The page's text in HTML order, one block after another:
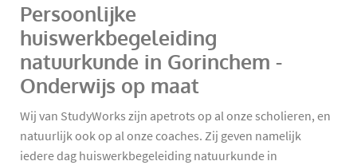
Persoonlijke
huiswerkbegeleiding
natuurkunde in Gorinchem -
Onderwijs op maat
Wij van StudyWorks zijn apetrots op al onze scholieren, en
natuurlijk ook op al onze coaches. Zij geven namelijk
iedere dag huiswerkbegeleiding natuurkunde in